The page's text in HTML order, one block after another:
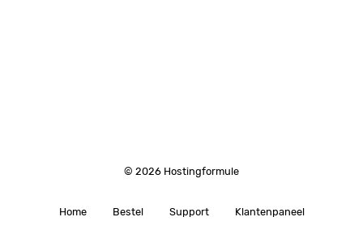
© 2026 Hostingformule
Home Bestel Support Klantenpaneel